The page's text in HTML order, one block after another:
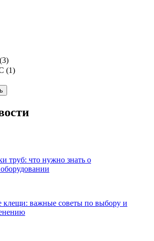
3)
(1)
труб: что нужно знать о
клещи: важные советы по выбору и